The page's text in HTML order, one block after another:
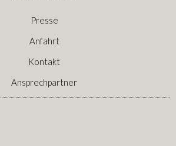
Presse
Anfahrt
Kontakt
Ansprechpartner